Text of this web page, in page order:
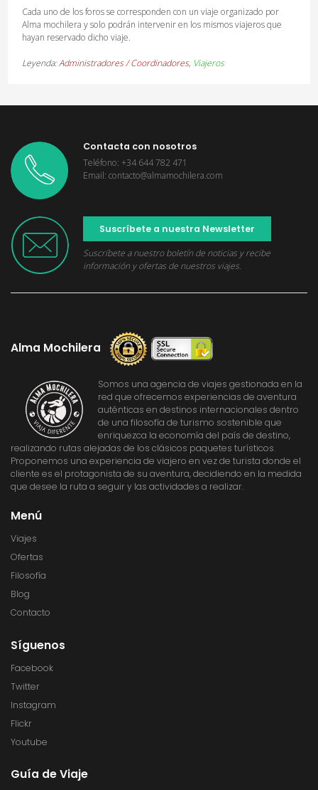
Cada uno de los foros se corresponden con un viaje organizado por
Alma mochilera y solo podrán intervenir en los mismos viajeros que
hayan reservado dicho viaje.
Leyenda:Administradores / Coordinadores, Viajeros
Contacta con nosotros
Teléfono: +34 644 782 471
Email: contacto@almamochilera.com
Suscríbete a nuestra Newsletter
Suscríbete a nuestro boletín de noticias y recibe
información y ofertas de nuestros viajes.
Alma Mochilera
Somos una agencia de viajes gestionada en la
red que ofrecemos experiencias de aventura
auténticas en destinos internacionales dentro
de una filosofía de turismo sostenible que
enriquezca la economía del país de destino,
realizando rutas alejadas de los clásicos paquetes turísticos.
Proponemos una experiencia de viajero en vez de turista donde el
cliente es el protagonista de su aventura, decidiendo en la medida
que desee la ruta a seguir y las actividades a realizar.
Menú
Viajes
Ofertas
Filosofía
Blog
Contacto
Síguenos
Facebook
Twitter
Instagram
Flickr
Youtube
Guía de Viaje